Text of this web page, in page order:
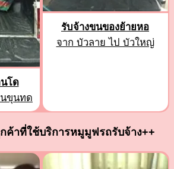
โด
ขุนทด
รับจ้างขนของย้ายหอ
จาก บัวลาย ไป บัวใหญ่
ค้าที่ใช้บริการหมูมูฟรถรับจ้าง++